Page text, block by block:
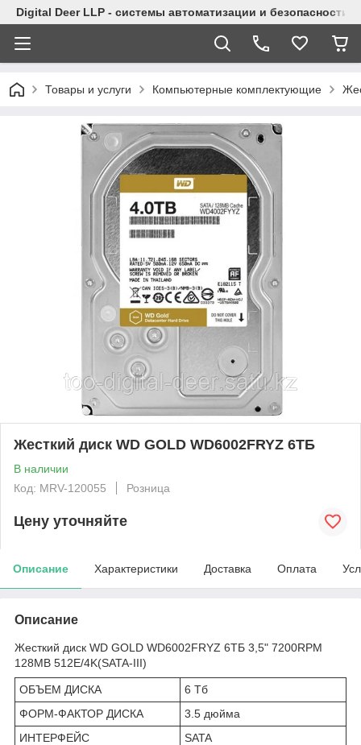
Digital Deer LLP - системы автоматизации и безопасности
Товары и услуги Компьютерные комплектующие
Жесткий диск WD GOLD WD6002FRYZ 6ТБ
В наличии
Код: MRV-120055
Розница
Цену уточняйте
Описание Характеристики Доставка Оплата
Описание
Жесткий диск WD GOLD WD6002FRYZ 6ТБ 3,5" 7200RPM
128MB 512E/4K(SATA-III)
ОБЪЕМ ДИСКА
6 Тб
ФОРМ-ФАКТОР ДИСКА
3.5 дюйма
ИНТЕРФЕЙС
SATA